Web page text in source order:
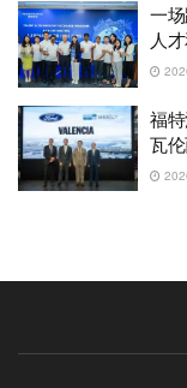
一
人
福
瓦